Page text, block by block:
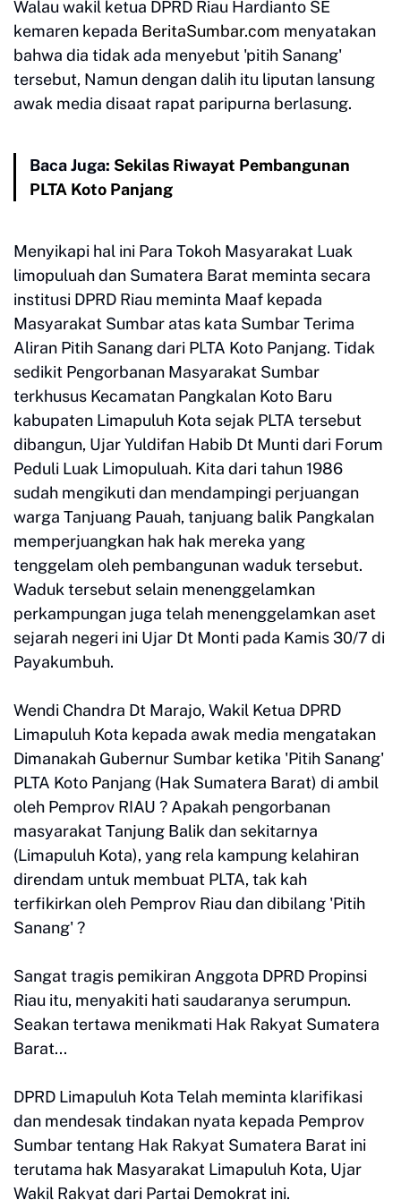
Walau wakil ketua DPRD Riau Hardianto SE
kemaren kepada BeritaSumbar.com menyatakan
bahwa dia tidak ada menyebut 'pitih Sanang'
tersebut, Namun dengan dalih itu liputan lansung
awak media disaat rapat paripurna berlasung.
Baca Juga: Sekilas Riwayat Pembangunan
PLTA Koto Panjang
Menyikapi hal ini Para Tokoh Masyarakat Luak
limopuluah dan Sumatera Barat meminta secara
institusi DPRD Riau meminta Maaf kepada
Masyarakat Sumbar atas kata Sumbar Terima
Aliran Pitih Sanang dari PLTA Koto Panjang. Tidak
sedikit Pengorbanan Masyarakat Sumbar
terkhusus Kecamatan Pangkalan Koto Baru
kabupaten Limapuluh Kota sejak PLTA tersebut
dibangun, Ujar Yuldifan Habib Dt Munti dari Forum
Peduli Luak Limopuluah. Kita dari tahun 1986
sudah mengikuti dan mendampingi perjuangan
warga Tanjuang Pauah, tanjuang balik Pangkalan
memperjuangkan hak hak mereka yang
tenggelam oleh pembangunan waduk tersebut.
Waduk tersebut selain menenggelamkan
perkampungan juga telah menenggelamkan aset
sejarah negeri ini Ujar Dt Monti pada Kamis 30/7 di
Payakumbuh.
Wendi Chandra Dt Marajo, Wakil Ketua DPRD
Limapuluh Kota kepada awak media mengatakan
Dimanakah Gubernur Sumbar ketika 'Pitih Sanang'
PLTA Koto Panjang (Hak Sumatera Barat) di ambil
oleh Pemprov RIAU ? Apakah pengorbanan
masyarakat Tanjung Balik dan sekitarnya
(Limapuluh Kota), yang rela kampung kelahiran
direndam untuk membuat PLTA, tak kah
terfikirkan oleh Pemprov Riau dan dibilang 'Pitih
Sanang' ?
Sangat tragis pemikiran Anggota DPRD Propinsi
Riau itu, menyakiti hati saudaranya serumpun.
Seakan tertawa menikmati Hak Rakyat Sumatera
Barat...
DPRD Limapuluh Kota Telah meminta klarifikasi
dan mendesak tindakan nyata kepada Pemprov
Sumbar tentang Hak Rakyat Sumatera Barat ini
terutama hak Masyarakat Limapuluh Kota, Ujar
Wakil Rakyat dari Partai Demokrat ini.